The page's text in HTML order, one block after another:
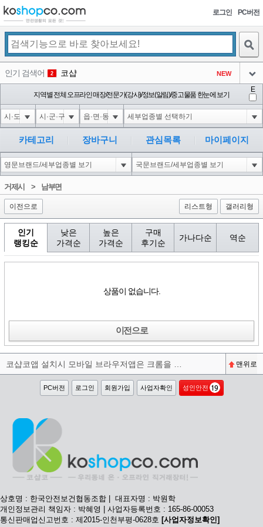
로그인 PC버전
인기 검색어 2 코샵 NEW
3 10'XOR(1*if(now()=sysdate(),sleep(15),0))XOR'Z
아이콘
4 1'||DBMS_PIPE.RECEIVE_MESSAGE(CHR(98)||CHR(98)||CHR(98),15)||'
아이콘
5 1*if(now()=sysdate(),sleep(15),0)
아이콘
2
6 10"XOR(1*if(now()=sysdate(),sleep(15),0))XOR"Z
아이콘
2
1
지역별 전체 오프라인 매장/전문가(강사)/정보(알림)/중고물품 한눈에 보기
E
카테고리 장바구니 관심목록 마이페이지
거제시 > 남부면
이전으로 리스트형 갤러리형
인기
랭킹순
낮은
가격순
높은
가격순
구매
후기순
가나다순 역순
상품이 없습니다.
이전으로
맨위로
PC버전 로그인 회원가입 사업자확인 성인안전
상호명 : 한국안전보건협동조합 | 대표자명 : 박원학
개인정보관리 책임자 : 박혜영 | 사업자등록번호 : 165-86-00053
통신판매업신고번호 : 제2015-인천부평-0628호 [사업자정보확인]